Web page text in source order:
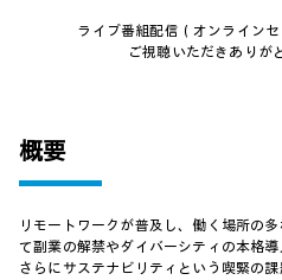
イベント・セミナー情報
ライブ番組配信（オンライン
ご視聴いただきありが
概要
リモートワークが普及し、働く場所の
て副業の解禁やダイバーシティの本格
さらにサステナビリティという喫緊の課